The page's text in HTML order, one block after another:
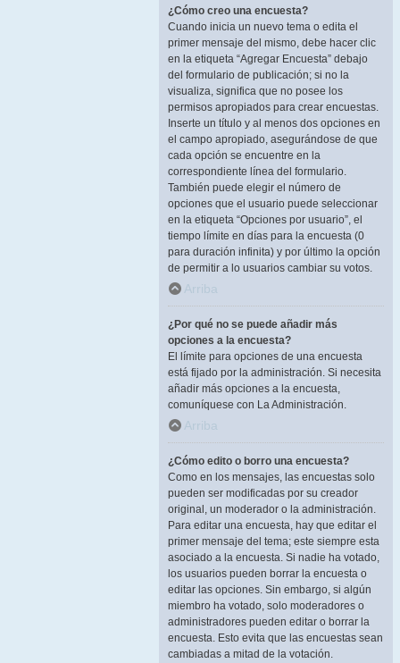
¿Cómo creo una encuesta?
Cuando inicia un nuevo tema o edita el
primer mensaje del mismo, debe hacer clic
en la etiqueta “Agregar Encuesta” debajo
del formulario de publicación; si no la
visualiza, significa que no posee los
permisos apropiados para crear encuestas.
Inserte un título y al menos dos opciones en
el campo apropiado, asegurándose de que
cada opción se encuentre en la
correspondiente línea del formulario.
También puede elegir el número de
opciones que el usuario puede seleccionar
en la etiqueta “Opciones por usuario”, el
tiempo límite en días para la encuesta (0
para duración infinita) y por último la opción
de permitir a lo usuarios cambiar su votos.
Arriba
¿Por qué no se puede añadir más
opciones a la encuesta?
El límite para opciones de una encuesta
está fijado por la administración. Si necesita
añadir más opciones a la encuesta,
comuníquese con La Administración.
Arriba
¿Cómo edito o borro una encuesta?
Como en los mensajes, las encuestas solo
pueden ser modificadas por su creador
original, un moderador o la administración.
Para editar una encuesta, hay que editar el
primer mensaje del tema; este siempre esta
asociado a la encuesta. Si nadie ha votado,
los usuarios pueden borrar la encuesta o
editar las opciones. Sin embargo, si algún
miembro ha votado, solo moderadores o
administradores pueden editar o borrar la
encuesta. Esto evita que las encuestas sean
cambiadas a mitad de la votación.